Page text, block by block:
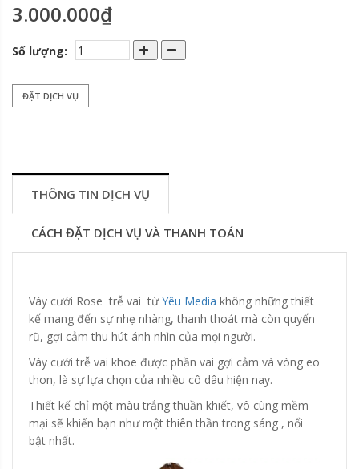
3.000.000₫
Số lượng:
ĐẶT DỊCH VỤ
THÔNG TIN DỊCH VỤ
CÁCH ĐẶT DỊCH VỤ VÀ THANH TOÁN
Váy cưới Rose trễ vai từYêu Media không những thiết
kế mang đến sự nhẹ nhàng, thanh thoát mà còn quyến
rũ, gợi cảm thu hút ánh nhìn của mọi người.
Váy cưới trễ vai khoe được phần vai gợi cảm và vòng eo
thon, là sự lựa chọn của nhiều cô dâu hiện nay.
Thiết kế chỉ một màu trắng thuần khiết, vô cùng mềm
mại sẽ khiến bạn như một thiên thần trong sáng , nổi
bật nhất.